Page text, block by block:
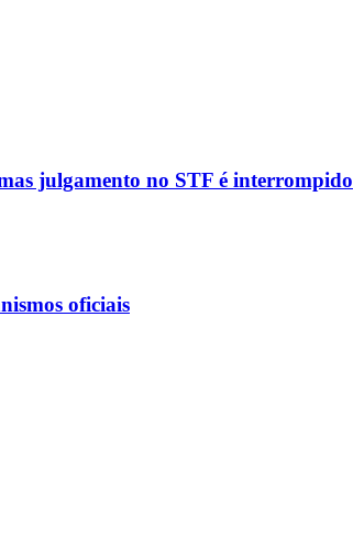
julgamento no STF é interrompido
oficiais